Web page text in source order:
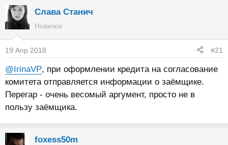
Слава Станич
Новичок
19 Апр 2018 #21
@IrinaVP, при оформлении кредита на согласование
комитета отправляется информации о заёмщике.
Перегар - очень весомый аргумент, просто не в
пользу заёмщика.
foxess50m